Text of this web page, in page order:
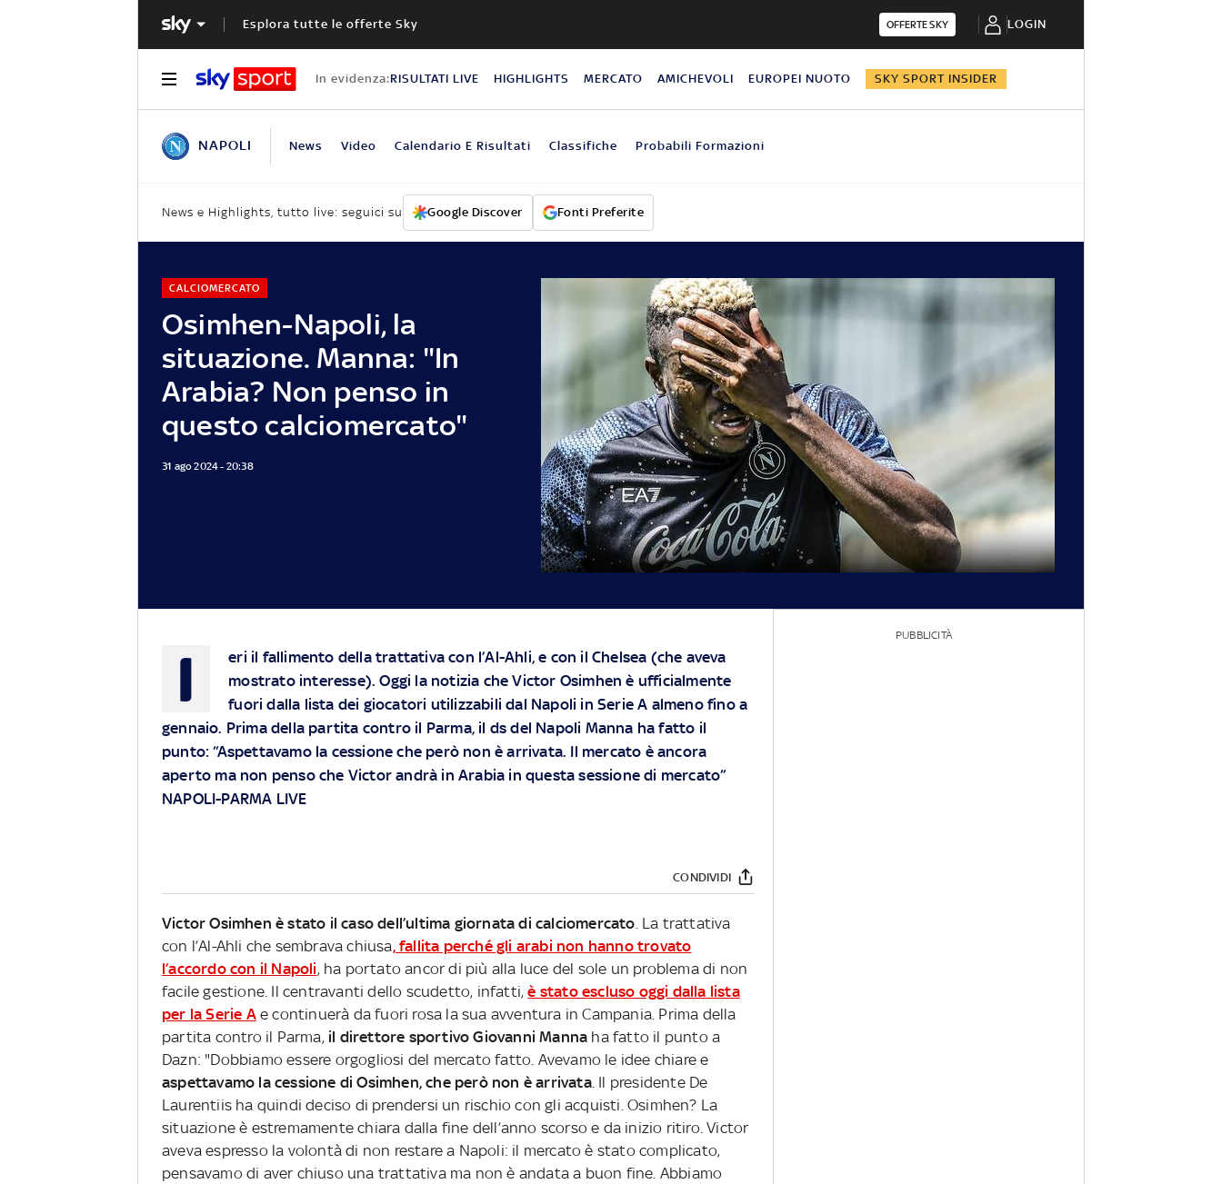
Esplora tutte le offerte Sky OFFERTE SKY LOGIN
In evidenza:RISULTATI LIVE HIGHLIGHTS MERCATO AMICHEVOLI EUROPEI NUOTO SKY SPORT INSIDER
NAPOLI News Video Calendario E Risultati Classifiche Probabili Formazioni
News e Highlights, tutto live: seguici su Google Discover Fonti Preferite
Osimhen-Napoli, la
situazione. Manna: "In
Arabia? Non penso in
questo calciomercato"
CALCIOMERCATO
31 ago 2024 - 20:38
I
eri il fallimento della trattativa con l’Al-Ahli, e con il Chelsea (che aveva
mostrato interesse). Oggi la notizia che Victor Osimhen è ufficialmente
fuori dalla lista dei giocatori utilizzabili dal Napoli in Serie A almeno fino a
gennaio. Prima della partita contro il Parma, il ds del Napoli Manna ha fatto il
punto: “Aspettavamo la cessione che però non è arrivata. Il mercato è ancora
aperto ma non penso che Victor andrà in Arabia in questa sessione di mercato”
NAPOLI-PARMA LIVE
CONDIVIDI
Victor Osimhen è stato il caso dell’ultima giornata di calciomercato. La trattativa
con l’Al-Ahli che sembrava chiusa, fallita perché gli arabi non hanno trovato
l’accordo con il Napoli, ha portato ancor di più alla luce del sole un problema di non
facile gestione. Il centravanti dello scudetto, infatti,è stato escluso oggi dalla lista
per la Serie Ae continuerà da fuori rosa la sua avventura in Campania. Prima della
partita contro il Parma, il direttore sportivo Giovanni Manna ha fatto il punto a
Dazn: "Dobbiamo essere orgogliosi del mercato fatto. Avevamo le idee chiare e
aspettavamo la cessione di Osimhen, che però non è arrivata. Il presidente De
Laurentiis ha quindi deciso di prendersi un rischio con gli acquisti. Osimhen? La
situazione è estremamente chiara dalla fine dell’anno scorso e da inizio ritiro. Victor
aveva espresso la volontà di non restare a Napoli: il mercato è stato complicato,
pensavamo di aver chiuso una trattativa ma non è andata a buon fine. Abbiamo
PUBBLICITÀ